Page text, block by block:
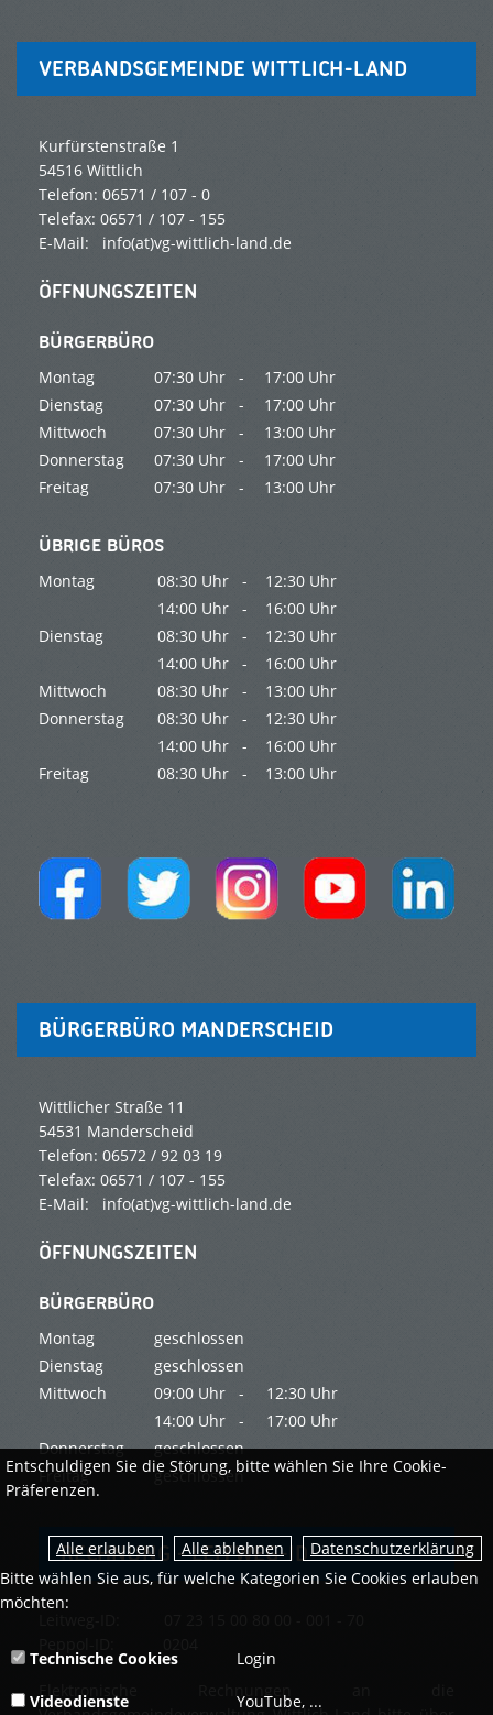
VERBANDSGEMEINDE WITTLICH-LAND
Kurfürstenstraße 1
54516 Wittlich
Telefon: 06571 / 107 - 0
Telefax: 06571 / 107 - 155
E-Mail: info(at)vg-wittlich-land.de
ÖFFNUNGSZEITEN
BÜRGERBÜRO
Montag 07:30 Uhr -
17:00 Uhr
Dienstag
07:30 Uhr -
17:00 Uhr
Mittwoch
07:30 Uhr -
13:00 Uhr
Donnerstag
07:30 Uhr -
17:00 Uhr
Freitag
07:30 Uhr - 13:00 Uhr
ÜBRIGE BÜROS
Montag 08:30 Uhr -
12:30 Uhr
14:00 Uhr -
16:00 Uhr
Dienstag
08:30 Uhr -
12:30 Uhr
14:00 Uhr -
16:00 Uhr
Mittwoch
08:30 Uhr -
13:00 Uhr
Donnerstag
08:30 Uhr -
12:30 Uhr
14:00 Uhr -
16:00 Uhr
Freitag
08:30 Uhr - 13:00 Uhr
BÜRGERBÜRO MANDERSCHEID
Wittlicher Straße 11
54531 Manderscheid
Telefon: 06572 / 92 03 19
Telefax: 06571 / 107 - 155
E-Mail: info(at)vg-wittlich-land.de
ÖFFNUNGSZEITEN
BÜRGERBÜRO
Montag
geschlossen
Dienstag
geschlossen
Mittwoch
09:00 Uhr - 12:30 Uhr
14:00 Uhr -
17:00 Uhr
Donnerstag
geschlossen
Freitag
geschlossen
RECHNUNG - LEITWEG-ID
Elektronische Rechnungen an die
Entschuldigen Sie die Störung, bitte wählen Sie Ihre Cookie-
Präferenzen.
Datenschutzerklärung
Bitte wählen Sie aus, für welche Kategorien Sie Cookies erlauben
möchten:
Technische Cookies Login
Videodienste YouTube, ...